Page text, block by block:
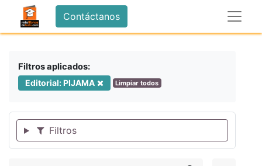
Contáctanos
Filtros aplicados:
Editorial: PIJAMA Limpiar todos
Filtros